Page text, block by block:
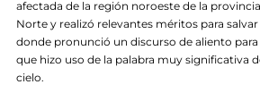
afectada de la región noroeste de la
Norte y realizó relevantes méritos para
donde pronunció un discurso de aliento
que hizo uso de la palabra muy significativa
cielo.